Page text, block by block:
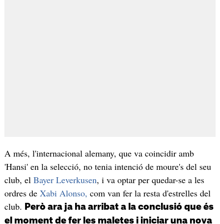
A més, l'internacional alemany, que va coincidir amb
'Hansi' en la selecció, no tenia intenció de moure's del seu
club, el Bayer Leverkusen, i va optar per quedar-se a les
ordres de Xabi Alonso, com van fer la resta d'estrelles del
club.
Però ara ja ha arribat a la conclusió que és
el moment de fer les maletes i iniciar una nova